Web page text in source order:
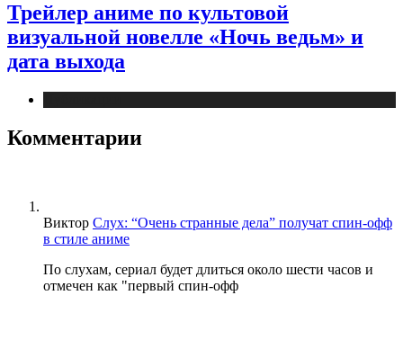
Трейлер аниме по культовой
визуальной новелле «Ночь ведьм» и
дата выхода
Комментарии
Виктор Слух: “Очень странные дела” получат спин-офф
в стиле аниме
По слухам, сериал будет длиться около шести часов и
отмечен как "первый спин-офф